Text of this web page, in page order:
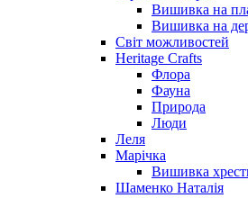
Вишивка на
Вишивка на
Світ можливостей
Heritage Crafts
Флора
Фауна
Природа
Люди
Леля
Марічка
Вишивка
Шаменко Наталія